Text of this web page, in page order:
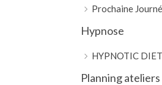
Prochaine
Hypnose
HYPNOTIC
Planning